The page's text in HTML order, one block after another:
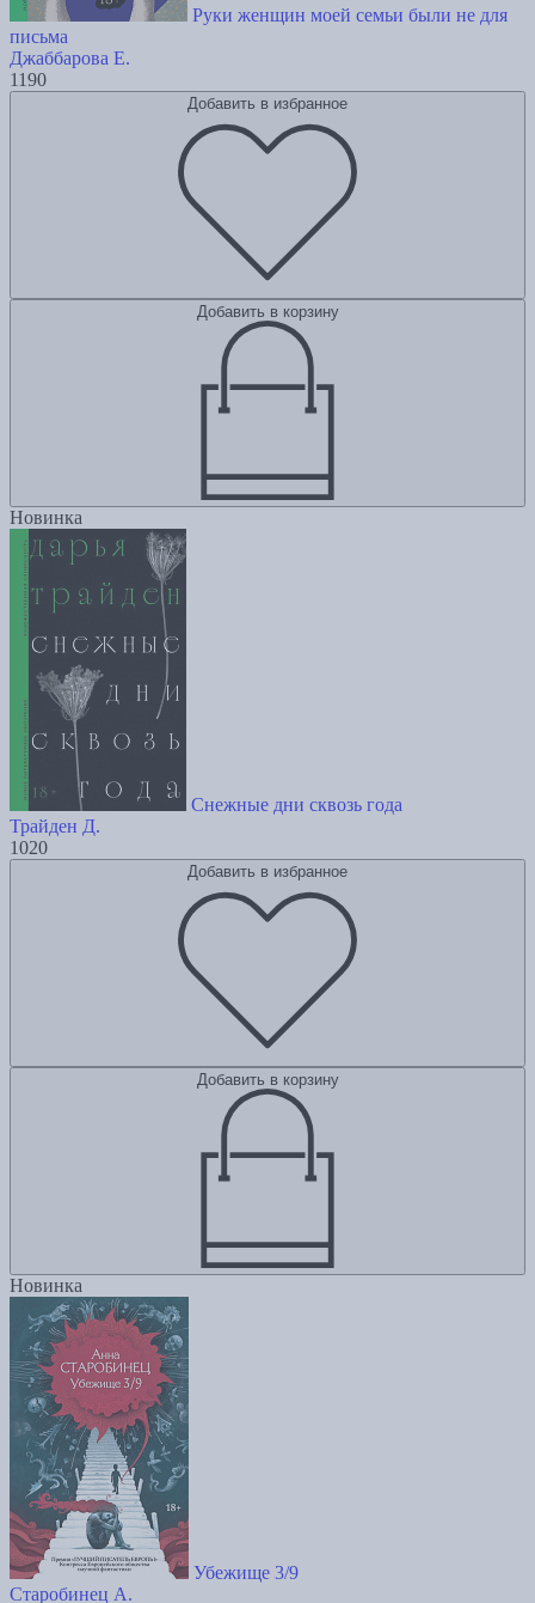
Руки женщин моей семьи были не для
письма
Джаббарова Е.
1190
Добавить в избранное
Добавить в корзину
Новинка
Снежные дни сквозь года
Трайден Д.
1020
Добавить в избранное
Добавить в корзину
Новинка
Убежище 3/9
Старобинец А.